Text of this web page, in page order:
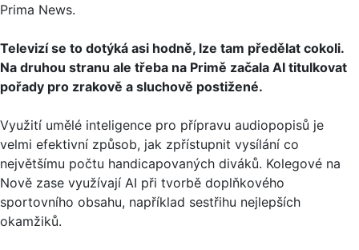
Prima News.
Televizí se to dotýká asi hodně, lze tam předělat cokoli.
Na druhou stranu ale třeba na Primě začala AI titulkovat
pořady pro zrakově a sluchově postižené.
Využití umělé inteligence pro přípravu audiopopisů je
velmi efektivní způsob, jak zpřístupnit vysílání co
největšímu počtu handicapovaných diváků. Kolegové na
Nově zase využívají AI při tvorbě doplňkového
sportovního obsahu, například sestřihu nejlepších
okamžiků.